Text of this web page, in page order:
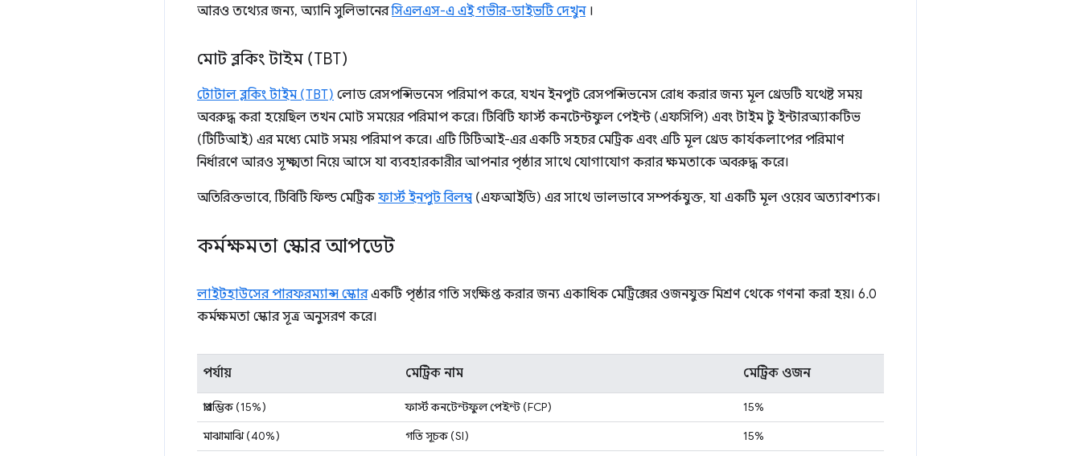
আরও তথ্যের জন্য, অ্যানি সুলিভানেরসিএলএস-এ এই গভীর-ডাইভটি দেখুন।
মোট ব্লকিং টাইম (TBT)
টোটাল ব্লকিং টাইম (TBT) লোড রেসপন্সিভনেস পরিমাপ করে, যখন ইনপুট রেসপন্সিভনেস রোধ করার জন্য মূল থ্রেডটি যথেষ্ট সময়
অবরুদ্ধ করা হয়েছিল তখন মোট সময়ের পরিমাপ করে। টিবিটি ফার্স্ট কনটেন্টফুল পেইন্ট (এফসিপি) এবং টাইম টু ইন্টারঅ্যাকটিভ
(টিটিআই) এর মধ্যে মোট সময় পরিমাপ করে। এটি টিটিআই-এর একটি সহচর মেট্রিক এবং এটি মূল থ্রেড কার্যকলাপের পরিমাণ
নির্ধারণে আরও সূক্ষ্মতা নিয়ে আসে যা ব্যবহারকারীর আপনার পৃষ্ঠার সাথে যোগাযোগ করার ক্ষমতাকে অবরুদ্ধ করে।
অতিরিক্তভাবে, টিবিটি ফিল্ড মেট্রিকফার্স্ট ইনপুট বিলম্ব(এফআইডি) এর সাথে ভালভাবে সম্পর্কযুক্ত, যা একটি মূল ওয়েব অত্যাবশ্যক।
কর্মক্ষমতা স্কোর আপডেট
লাইটহাউসের পারফরম্যান্স স্কোরএকটি পৃষ্ঠার গতি সংক্ষিপ্ত করার জন্য একাধিক মেট্রিক্সের ওজনযুক্ত মিশ্রণ থেকে গণনা করা হয়। 6.0
কর্মক্ষমতা স্কোর সূত্র অনুসরণ করে।
পর্যায় মেট্রিক নাম মেট্রিক ওজন
প্রারম্ভিক (15%) ফার্স্ট কনটেন্টফুল পেইন্ট (FCP)
15%
মাঝামাঝি (40%)
গতি সূচক (SI)
15%